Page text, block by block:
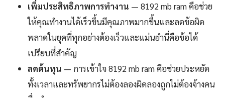
เพิ่มประสิทธิภาพการทำงาน — 8192 mb ram คือช่วย
ให้คุณทำงานได้เร็วขึ้นมีคุณภาพมากขึ้นและลดข้อผิด
พลาดในยุคที่ทุกอย่างต้องเร็วและแม่นยำนี่คือข้อได้
เปรียบที่สำคัญ
ลดต้นทุน — การเข้าใจ 8192 mb ram คือช่วยประหยัด
ทั้งเวลาและทรัพยากรไม่ต้องลองผิดลองถูกไม่ต้องจ้างคน